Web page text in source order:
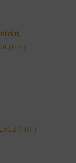
(H/F)
(H/F)